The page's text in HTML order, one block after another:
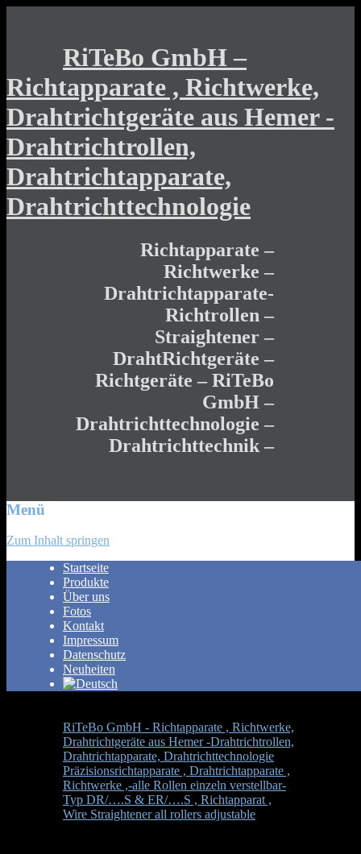
RiTeBo GmbH –
Richtapparate , Richtwerke,
Drahtrichtgeräte aus Hemer -
Drahtrichtrollen,
Drahtrichtapparate,
Drahtrichttechnologie
Richtapparate –
Richtwerke –
Drahtrichtapparate-
Richtrollen –
Straightener –
DrahtRichtgeräte –
Richtgeräte – RiTeBo
GmbH –
Drahtrichttechnologie –
Drahtrichttechnik –
Menü
Zum Inhalt springen
Startseite
Produkte
Über uns
Fotos
Kontakt
Impressum
Datenschutz
Neuheiten
RiTeBo GmbH - Richtapparate , Richtwerke,
Drahtrichtgeräte aus Hemer -Drahtrichtrollen,
Drahtrichtapparate, Drahtrichttechnologie
Präzisionsrichtapparate , Drahtrichtapparate ,
Richtwerke ,-alle Rollen einzeln verstellbar-
Typ DR/….S & ER/….S , Richtapparat ,
Wire Straightener all rollers adjustable